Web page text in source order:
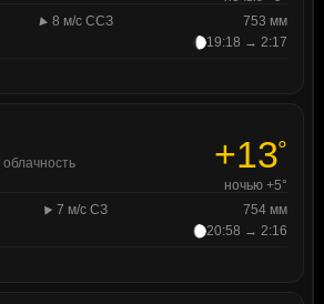
8 м/с ССЗ
753 мм
19:18 → 2:17
+13°
ночью +5°
7 м/с СЗ
754 мм
20:58 → 2:16